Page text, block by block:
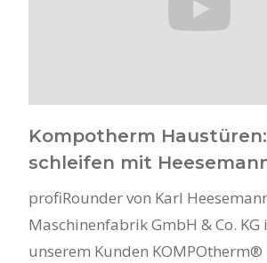
Kompotherm
schleifen mit
profiRounder von Karl
Maschinenfabrik GmbH & Co. KG
unserem Kunden KOMPOtherm®